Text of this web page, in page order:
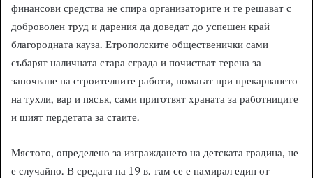
финансови средства не спира организаторите и те решават с
доброволен труд и дарения да доведат до успешен край
благородната кауза. Етрополските общественички сами
събарят наличната стара сграда и почистват терена за
започване на строителните работи, помагат при прекарването
на тухли, вар и пясък, сами приготвят храната за работниците
и шият пердетата за стаите.
Мястото, определено за изграждането на детската градина, не
е случайно. В средата на 19 в. там се е намирал един от